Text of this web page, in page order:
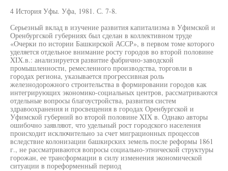
4 История Уфы. Уфа, 1981. С. 7-8.
Серьезный вклад в изучение развития капитализма в Уфимской и
Оренбургской губерниях был сделан в коллективном труде
«Очерки по истории Башкирской АССР», в первом томе которого
уделяется отдельное внимание росту городов во второй половине
XIX.в.: анализируется развитие фабрично-заводской
промышленности, ремесленного производства, торговли в
городах региона, указывается прогрессивная роль
железнодорожного строительства в формировании городов как
интегрирующих экономико-социальных центров, рассматриваются
отдельные вопросы благоустройства, развития систем
здравоохранения и просвещения в городах Оренбургской и
Уфимской губерний во второй половине XIX в. Однако авторы
ошибочно заявляют, что удельный рост городского населения
происходит исключительно за счет миграционных процессов
вследствие колонизации башкирских земель после реформы 1861
г., не рассматриваются вопросы социально-этнической структуры
горожан, ее трансформации в силу изменения экономической
ситуации в пореформенный период